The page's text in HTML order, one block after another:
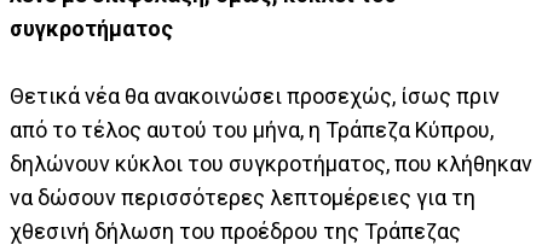
συγκροτήματος
Θετικά νέα θα ανακοινώσει προσεχώς, ίσως πριν
από το τέλος αυτού του μήνα, η Τράπεζα Κύπρου,
δηλώνουν κύκλοι του συγκροτήματος, που κλήθηκαν
να δώσουν περισσότερες λεπτομέρειες για τη
χθεσινή δήλωση του προέδρου της Τράπεζας